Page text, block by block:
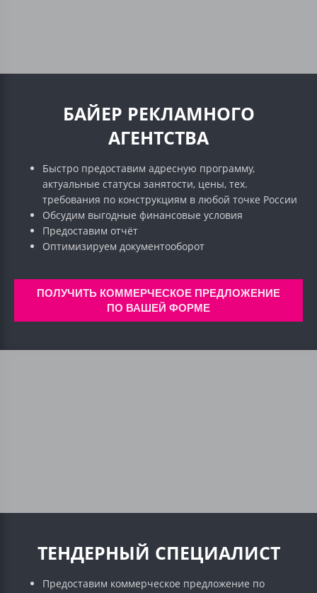
БАЙЕР РЕКЛАМНОГО
АГЕНТСТВА
Быстро предоставим адресную программу,
актуальные статусы занятости, цены, тех.
требования по конструкциям в любой точке России
Обсудим выгодные финансовые условия
Предоставим отчёт
Оптимизируем документооборот
ПОЛУЧИТЬ КОММЕРЧЕСКОЕ ПРЕДЛОЖЕНИЕ
ПО ВАШЕЙ ФОРМЕ
ТЕНДЕРНЫЙ СПЕЦИАЛИСТ
Предоставим коммерческое предложение по